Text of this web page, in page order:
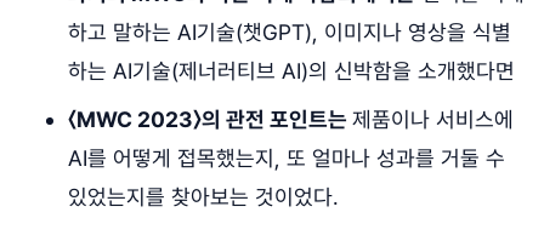
하고 말하는 AI기술(챗GPT), 이미지나 영상을 식별
하는 AI기술(제너러티브 AI)의 신박함을 소개했다면
〈MWC 2023〉의 관전 포인트는 제품이나 서비스에
AI를 어떻게 접목했는지, 또 얼마나 성과를 거둘 수
있었는지를 찾아보는 것이었다.